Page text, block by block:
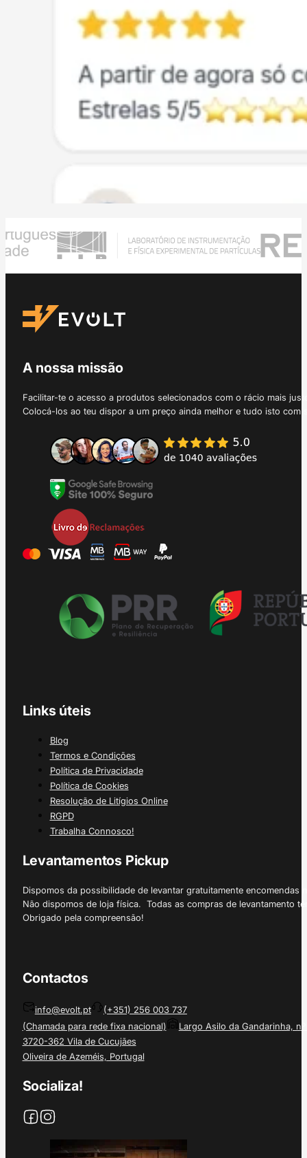
A nossa missão
Facilitar-te o acesso a produtos selecionados com o rácio mais
Colocá-los ao teu dispor a um preço ainda melhor e tudo isto
Links úteis
Blog
Termos e Condições
Política de Privacidade
Política de Cookies
Resolução de Litígios Online
RGPD
Trabalha Connosco!
Levantamentos Pickup
Dispomos da possibilidade de levantar gratuitamente
Não dispomos de loja física. Todas as compras de levantamento
Obrigado pela compreensão!
Contactos
info@evolt.pt
(+351) 256 003 737
(Chamada para rede fixa nacional)
Largo Asilo da Gandarinha, nº
3720-362 Vila de Cucujães
Oliveira de Azeméis, Portugal
Socializa!